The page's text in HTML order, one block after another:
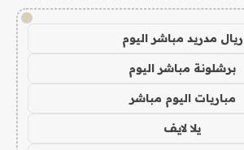
!
ريال مدريد مباشر اليوم
برشلونة مباشر اليوم
مباريات اليوم مباشر
يلا لايف